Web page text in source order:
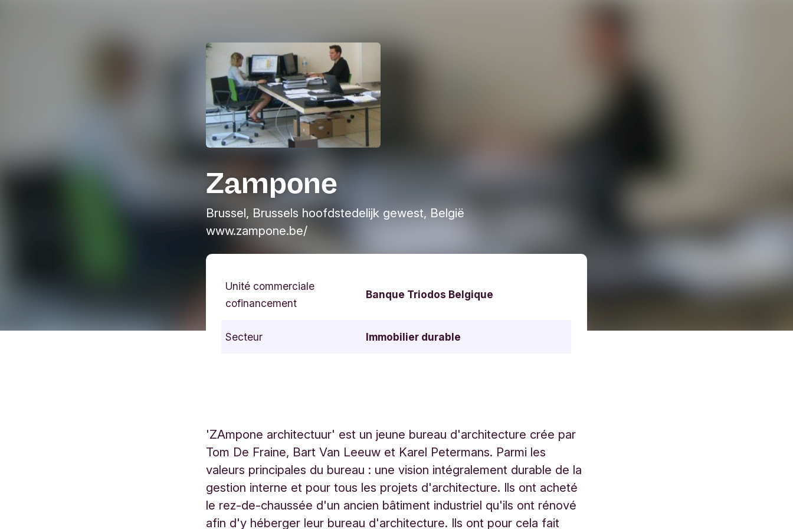
Zampone
Brussel, Brussels hoofdstedelijk gewest, België
www.zampone.be/
Unité commerciale
cofinancement
Banque Triodos Belgique
Secteur Immobilier durable
'ZAmpone architectuur' est un jeune bureau d'architecture crée par
Tom De Fraine, Bart Van Leeuw et Karel Petermans. Parmi les
valeurs principales du bureau : une vision intégralement durable de la
gestion interne et pour tous les projets d'architecture. Ils ont acheté
le rez-de-chaussée d'un ancien bâtiment industriel qu'ils ont rénové
afin d'y héberger leur bureau d'architecture. Ils ont pour cela fait